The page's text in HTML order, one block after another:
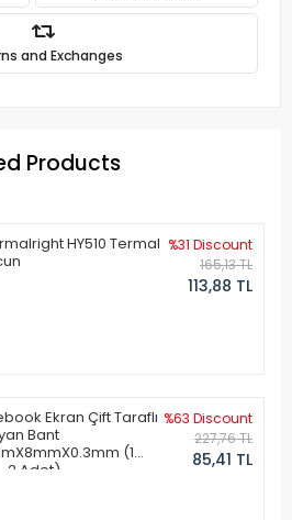
and Exchanges
Products
HY510 Termal %31 Discount
165,13 TL
113,88 TL
Ekran Çift Taraflı
Bant
(1
2 Adet)
%63 Discount
227,76 TL
85,41 TL